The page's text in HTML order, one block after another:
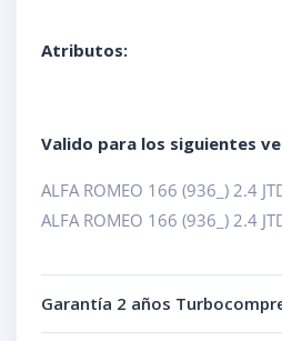
Atributos:
Valido para los siguientes
ALFA ROMEO 166 (936_) 2.4
ALFA ROMEO 166 (936_) 2.4
Garantía 2 años